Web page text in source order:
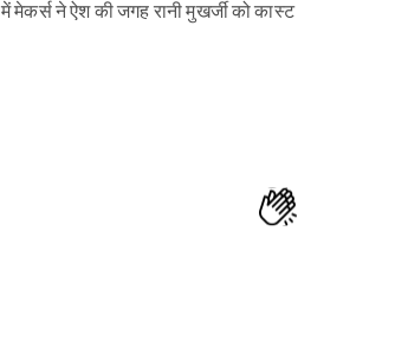
मेकर्स ने ऐश की जगह रानी मुखर्जी को कास्ट